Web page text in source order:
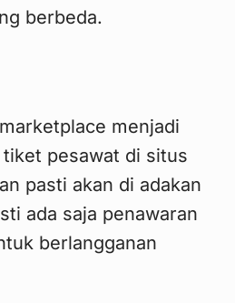
berbeda.
menjadi
pesawat di situs
pasti akan di adakan
ada saja penawaran
berlangganan